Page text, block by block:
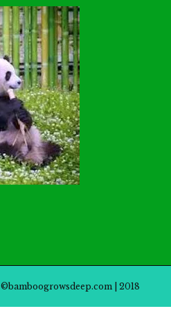
©bamboogrowsdeep.com | 2018